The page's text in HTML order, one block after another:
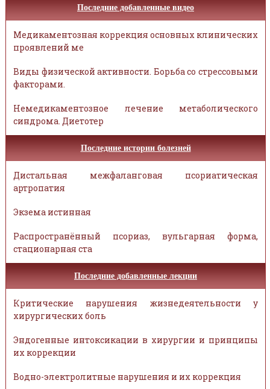
Последние добавленные видео
Медикаментозная коррекция основных клинических
проявлений ме
Виды физической активности. Борьба со стрессовыми
факторами.
Немедикаментозное лечение метаболического
синдрома. Диетотер
Последние истории болезней
Дистальная межфаланговая псориатическая
артропатия
Экзема истинная
Распространённый псориаз, вульгарная форма,
стационарная ста
Последние добавленные лекции
Критические нарушения жизнедеятельности у
хирургических боль
Эндогенные интоксикации в хирургии и принципы
их коррекции
Водно-электролитные нарушения и их коррекция